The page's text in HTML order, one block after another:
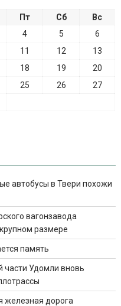
Пт Сб
Вс
4 5
6
11 12
13
18 19
20
25 26
27
автобусы в Твери похожи
вагонзавода
размере
память
части Удомли вновь
железная дорога